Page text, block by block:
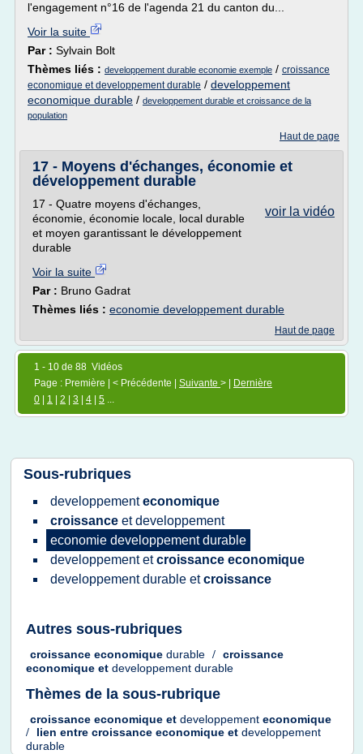
l'engagement n°16 de l'agenda 21 du canton du...
Voir la suite
Par : Sylvain Bolt
Thèmes liés : developpement durable economie exemple / croissance
economique et developpement durable / developpement
economique durable / developpement durable et croissance de la
population
Haut de page
17 - Moyens d'échanges, économie et
développement durable
voir la vidéo
17 - Quatre moyens d'échanges,
économie, économie locale, local durable
et moyen garantissant le développement
durable
Voir la suite
Par : Bruno Gadrat
Thèmes liés : economie developpement durable
Haut de page
1 - 10 de 88 Vidéos
Page : Première | < Précédente | Suivante > |
Dernière
0
1 2 3 4 5 ...
Sous-rubriques
developpementeconomique
croissance etdeveloppement
economie developpement durable
developpementetcroissance economique
developpement durable etcroissance
Autres sous-rubriques
croissance economique durable / croissance
economique et developpement durable
Thèmes de la sous-rubrique
croissance economique et developpement economique
/
lien entre croissance economique et developpement
durable